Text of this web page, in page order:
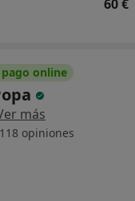
60 €
online
más
118 opiniones